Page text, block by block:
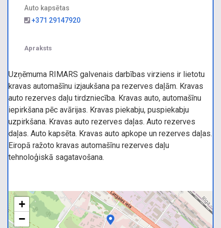
Auto kapsētas
+371 29147920
Apraksts
Uzņēmuma RIMARS galvenais darbības virziens ir lietotu
kravas automašīnu izjaukšana pa rezerves daļām. Kravas
auto rezerves daļu tirdzniecība. Kravas auto, automašīnu
iepirkšana pēc avārijas. Kravas piekabju, puspiekabju
uzpirkšana. Kravas auto rezerves daļas. Auto rezerves
daļas. Auto kapsēta. Kravas auto apkope un rezerves daļas.
Eiropā ražoto kravas automašīnu rezerves daļu
tehnoloģiskā sagatavošana.
+
−